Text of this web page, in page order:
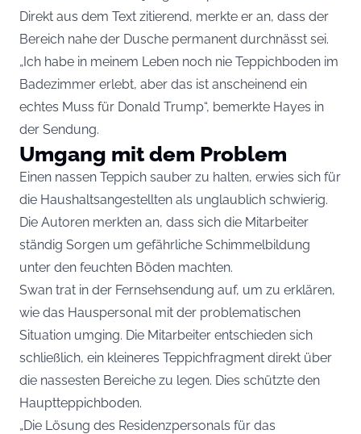
Direkt aus dem Text zitierend, merkte er an, dass der
Bereich nahe der Dusche permanent durchnässt sei.
„Ich habe in meinem Leben noch nie Teppichboden im
Badezimmer erlebt, aber das ist anscheinend ein
echtes Muss für Donald Trump“, bemerkte Hayes in
der Sendung.
Umgang mit dem Problem
Einen nassen Teppich sauber zu halten, erwies sich für
die Haushaltsangestellten als unglaublich schwierig.
Die Autoren merkten an, dass sich die Mitarbeiter
ständig Sorgen um gefährliche Schimmelbildung
unter den feuchten Böden machten.
Swan trat in der Fernsehsendung auf, um zu erklären,
wie das Hauspersonal mit der problematischen
Situation umging. Die Mitarbeiter entschieden sich
schließlich, ein kleineres Teppichfragment direkt über
die nassesten Bereiche zu legen. Dies schützte den
Hauptteppichboden.
„Die Lösung des Residenzpersonals für das